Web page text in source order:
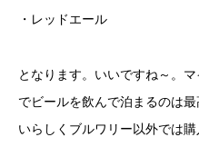
・レッドエール
となります。いいですね～。
でビールを飲んで泊まるのは
いらしくブルワリー以外では